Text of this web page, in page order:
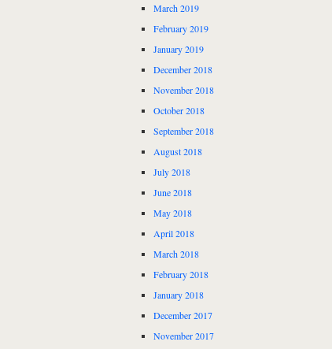
March 2019
February 2019
January 2019
December 2018
November 2018
October 2018
September 2018
August 2018
July 2018
June 2018
May 2018
April 2018
March 2018
February 2018
January 2018
December 2017
November 2017